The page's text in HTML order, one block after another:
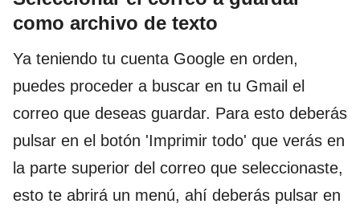
como archivo de texto
Ya teniendo tu cuenta Google en orden,
puedes proceder a buscar en tu Gmail el
correo que deseas guardar. Para esto deberás
pulsar en el botón 'Imprimir todo' que verás en
la parte superior del correo que seleccionaste,
esto te abrirá un menú, ahí deberás pulsar en